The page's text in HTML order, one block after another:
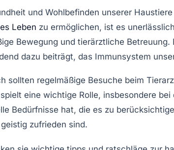
und Wohlbefinden unserer
Leben zu ermöglichen, ist es
Bewegung und tierärztliche Betreuung.
dazu beiträgt, das Immunsystem
sollten regelmäßige Besuche beim
spielt eine wichtige Rolle, insbesondere
Bedürfnisse hat, die es zu
zufrieden sind.